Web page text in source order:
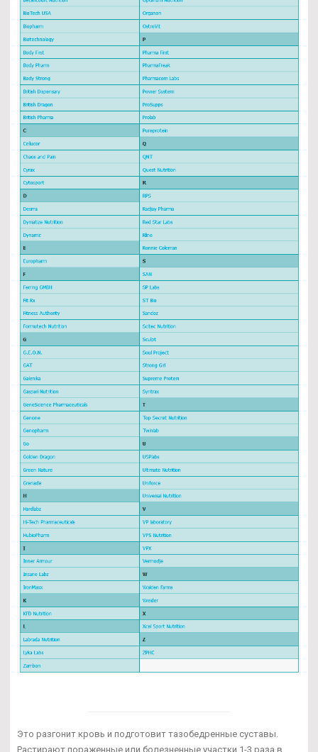
Это разгонит кровь и подготовит тазобедренные суставы.
Растирают пораженные или болезненные участки 1-3 раза в